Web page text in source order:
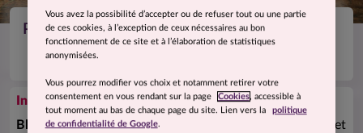
Poulet aux 5 légumes du soleil et son blé
Ingrédients
Blé
précuit 34% (blé, eau, huile de colza), viande de poulet
Vous avez la possibilité d’accepter ou de refuser tout ou une partie
de ces cookies, à l’exception de ceux nécessaires au bon
fonctionnement de ce site et à l’élaboration de statistiques
anonymisées.
Vous pourrez modifier vos choix et notamment retirer votre
consentement en vous rendant sur la page Cookies, accessible à
tout moment au bas de chaque page du site. Lien vers la
politique
de confidentialité de Google.